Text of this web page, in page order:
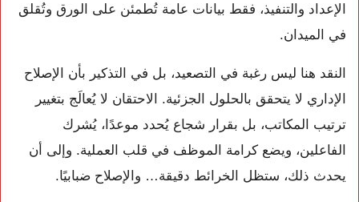
الإعداد والتنفيذ، فقط بيانات عامة تُطمئن على الورق وتُقلق
في الميدان.
النقد هنا ليس رغبة في التصعيد، بل في التذكير بأن الإصلاح
الإداري لا يتحقق بالحلول الجزئية. الاحتقان لا يُعالَج بتغيير
ترتيب المكاتب، بل بقرار شجاع يُحدد موعدًا، يُشرك
الفاعلين، ويضع كرامة الموظف في قلب العملية. وإلى أن
يحدث ذلك، ستظل الخرائط دقيقة… والإصلاح ضبابيًا.